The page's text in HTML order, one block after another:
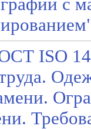
с
ISO